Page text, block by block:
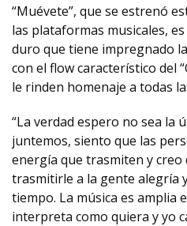
“Muévete”, que se estrenó
las plataformas musicales,
duro que tiene impregnado
con el flow característico del
le rinden homenaje a todas
“La verdad espero no sea la
juntemos, siento que las
energía que trasmiten y creo
trasmitirle a la gente alegría
tiempo. La música es amplia
interpreta como quiera y yo